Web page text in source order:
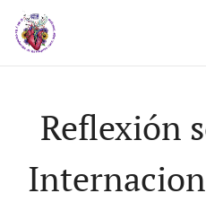
Reflexión